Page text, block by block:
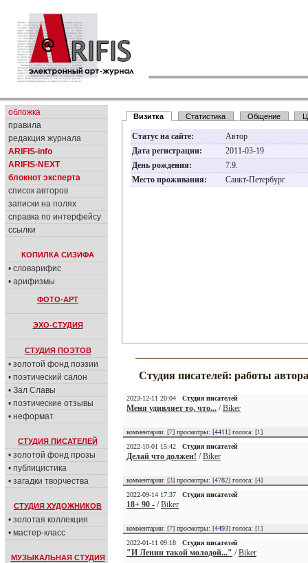
обложка
правила
редакция журнала
ARIFIS-info
ARIFIS-NEXT
блокнот эксперта
список авторов
записки на полях
справка по интерфейсу
ссылки
КОПИЛКА СИЗИФА
• словарифис
• арифизмы
ФОТО-АРТ
ЭХО-СТУДИЯ
СТУДИЯ ПОЭТОВ
• золотой фонд поэзии
• поэтический салон
• Зал Славы
• поэтические отзывы
• неформат
СТУДИЯ ПИСАТЕЛЕЙ
• золотой фонд прозы
• публицистика
• загадки творчества
СТУДИЯ ХУДОЖНИКОВ
• золотая коллекция
• мастер-класс
МУЗЫКАЛЬНАЯ СТУДИЯ
Визитка Статистика Общение
Статус на сайте:
Автор
Дата регистрации:
2011-03-19
День рождения:
7.9.
Место проживания:
Санкт-Петербург
Студия писателей: работы автора
2023-12-11 20:04 Студия писателей
Меня удивляет то, что... /Biker
комментарии: [7] просмотры: [4411] голоса: [1]
2022-10-01 15:42
Студия писателей
Делай что должен! /Biker
комментарии: [3] просмотры: [4782] голоса: [4]
2022-09-14 17:37
Студия писателей
18+ 90 - /Biker
комментарии: [7] просмотры: [4493] голоса: [1]
2022-01-11 09:18
Студия писателей
"И Ленин такой молодой..." /Biker